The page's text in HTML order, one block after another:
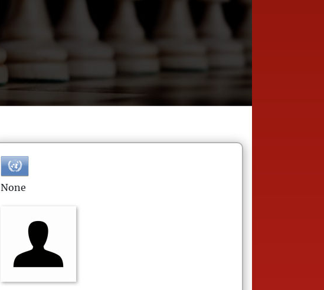
None